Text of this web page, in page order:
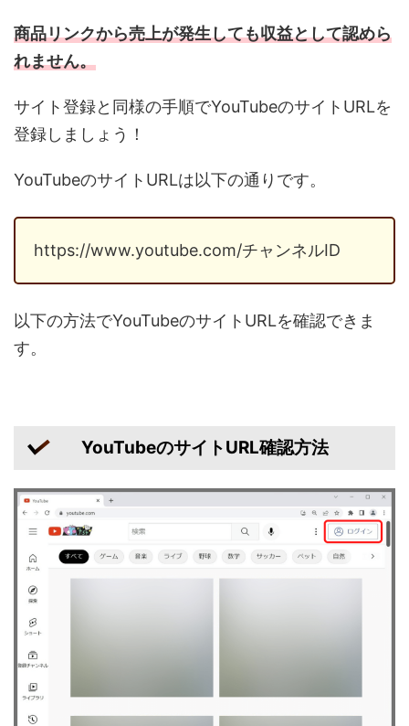
商品リンクから売上が発生しても収益として認めら
れません。
サイト登録と同様の手順でYouTubeのサイトURLを
登録しましょう！
YouTubeのサイトURLは以下の通りです。
https://www.youtube.com/チャンネルID
以下の方法でYouTubeのサイトURLを確認できま
す。
YouTubeのサイトURL確認方法